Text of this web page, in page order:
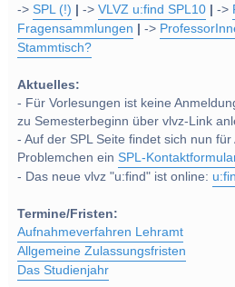
->SPL (!) ->VLVZ u:find SPL10 ->
Fragensammlungen
->
Stammtisch?
Aktuelles:
- Für Vorlesungen ist keine
zu Semesterbeginn über vlvz-Link
- Auf der SPL Seite findet sich nun für
Problemchen einSPL-
- Das neue vlvz "u:find" ist online:
Termine/Fristen:
Aufnahmeverfahren Lehramt
Allgemeine Zulassungsfristen
Das Studienjahr